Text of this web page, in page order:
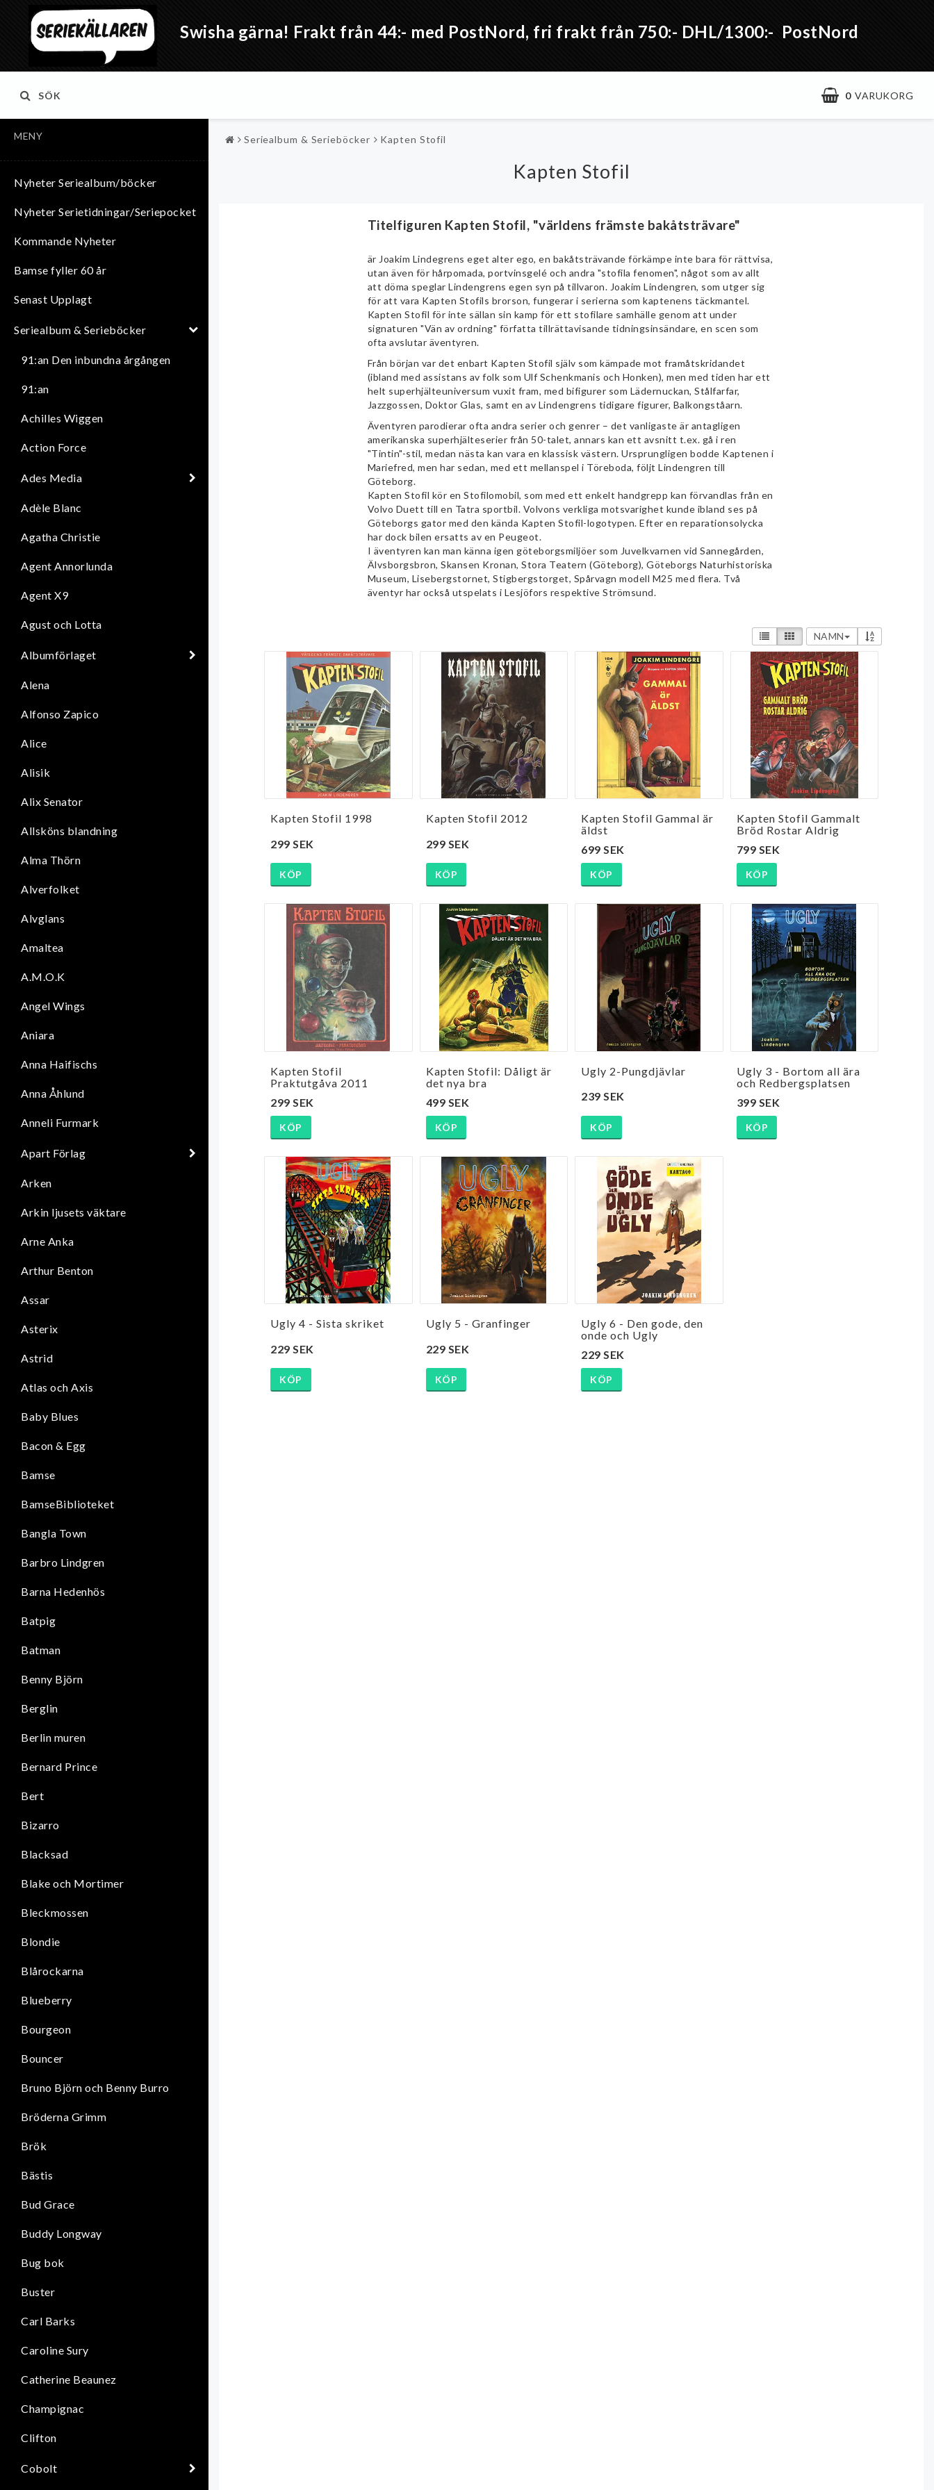
Swisha gärna! Frakt från 44:- med PostNord, fri frakt från 750:- DHL/1300:- PostNord
0 VARUKORG
SÖK
MENY
Nyheter Seriealbum/böcker
Nyheter Serietidningar/Seriepocket
Kommande Nyheter
Bamse fyller 60 år
Senast Upplagt
Seriealbum & Serieböcker
91:an Den inbundna årgången
91:an
Achilles Wiggen
Action Force
Ades Media
Adèle Blanc
Agatha Christie
Agent Annorlunda
Agent X9
Agust och Lotta
Albumförlaget
Alena
Alfonso Zapico
Alice
Alisik
Alix Senator
Allsköns blandning
Alma Thörn
Alverfolket
Alvglans
Amaltea
A.M.O.K
Angel Wings
Aniara
Anna Haifischs
Anna Åhlund
Anneli Furmark
Apart Förlag
Arken
Arkin ljusets väktare
Arne Anka
Arthur Benton
Assar
Asterix
Astrid
Atlas och Axis
Baby Blues
Bacon & Egg
Bamse
BamseBiblioteket
Bangla Town
Barbro Lindgren
Barna Hedenhös
Batpig
Batman
Benny Björn
Berglin
Berlin muren
Bernard Prince
Bert
Bizarro
Blacksad
Blake och Mortimer
Bleckmossen
Blondie
Blårockarna
Blueberry
Bourgeon
Bouncer
Bruno Björn och Benny Burro
Bröderna Grimm
Brök
Bästis
Bud Grace
Buddy Longway
Bug bok
Buster
Carl Barks
Caroline Sury
Catherine Beaunez
Champignac
Clifton
Cobolt
Seriealbum & Serieböcker Kapten Stofil
Kapten Stofil
Titelfiguren Kapten Stofil, "världens främste bakåtsträvare"
är Joakim Lindegrens eget alter ego, en bakåtsträvande förkämpe inte bara för rättvisa,
utan även för hårpomada, portvinsgelé och andra "stofila fenomen", något som av allt
att döma speglar Lindengrens egen syn på tillvaron. Joakim Lindengren, som utger sig
för att vara Kapten Stofils brorson, fungerar i serierna som kaptenens täckmantel.
Kapten Stofil för inte sällan sin kamp för ett stofilare samhälle genom att under
signaturen "Vän av ordning" författa tillrättavisande tidningsinsändare, en scen som
ofta avslutar äventyren.
Från början var det enbart Kapten Stofil själv som kämpade mot framåtskridandet
(ibland med assistans av folk som Ulf Schenkmanis och Honken), men med tiden har ett
helt superhjälteuniversum vuxit fram, med bifigurer som Lädernuckan, Stålfarfar,
Jazzgossen, Doktor Glas, samt en av Lindengrens tidigare figurer, Balkongståarn.
Äventyren parodierar ofta andra serier och genrer – det vanligaste är antagligen
amerikanska superhjälteserier från 50-talet, annars kan ett avsnitt t.ex. gå i ren
"Tintin"-stil, medan nästa kan vara en klassisk västern. Ursprungligen bodde Kaptenen i
Mariefred, men har sedan, med ett mellanspel i Töreboda, följt Lindengren till
Göteborg.
Kapten Stofil kör en Stofilomobil, som med ett enkelt handgrepp kan förvandlas från en
Volvo Duett till en Tatra sportbil. Volvons verkliga motsvarighet kunde ibland ses på
Göteborgs gator med den kända Kapten Stofil-logotypen. Efter en reparationsolycka
har dock bilen ersatts av en Peugeot.
I äventyren kan man känna igen göteborgsmiljöer som Juvelkvarnen vid Sannegården,
Älvsborgsbron, Skansen Kronan, Stora Teatern (Göteborg), Göteborgs Naturhistoriska
Museum, Lisebergstornet, Stigbergstorget, Spårvagn modell M25 med flera. Två
äventyr har också utspelats i Lesjöfors respektive Strömsund.
NAMN
Kapten Stofil 1998
299 SEK
KÖP
Kapten Stofil 2012
299 SEK
KÖP
Kapten Stofil Gammal är
äldst
699 SEK
KÖP
Kapten Stofil Gammalt
Bröd Rostar Aldrig
799 SEK
KÖP
Kapten Stofil
Praktutgåva 2011
299 SEK
KÖP
Kapten Stofil: Dåligt är
det nya bra
499 SEK
KÖP
Ugly 2-Pungdjävlar
239 SEK
KÖP
Ugly 3 - Bortom all ära
och Redbergsplatsen
399 SEK
KÖP
Ugly 4 - Sista skriket
229 SEK
KÖP
Ugly 5 - Granfinger
229 SEK
KÖP
Ugly 6 - Den gode, den
onde och Ugly
229 SEK
KÖP